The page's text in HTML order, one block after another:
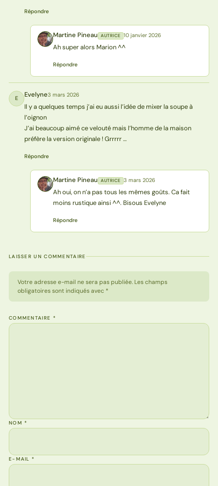
Répondre
MP Martine Pineau AUTRICE 10 janvier 2026
Ah super alors Marion ^^
Répondre
E Evelyne3 mars 2026
Il y a quelques temps j’ai eu aussi l’idée de mixer la soupe à
l’oignon
J’ai beaucoup aimé ce velouté mais l’homme de la maison
préfère la version originale ! Grrrrr …
Répondre
MP Martine Pineau AUTRICE 3 mars 2026
Ah oui, on n’a pas tous les mêmes goûts. Ca fait
moins rustique ainsi ^^. Bisous Evelyne
Répondre
LAISSER UN COMMENTAIRE
Votre adresse e-mail ne sera pas publiée. Les champs
obligatoires sont indiqués avec *
COMMENTAIRE *
NOM*
E-MAIL*